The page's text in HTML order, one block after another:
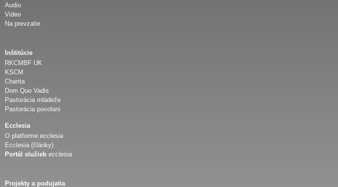
Audio
Video
Na prevzatie
Inštitúcie
RKCMBF UK
KSCM
Charita
Dom Quo Vadis
Pastorácia mládeže
Pastorácia povolaní
Ecclesia
O platforme ecclesia
Ecclesia (články)
Portál služieb ecclesia
Projekty a podujatia